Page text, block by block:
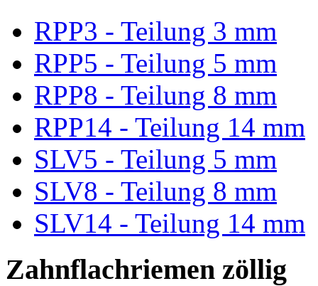
RPP3 - Teilung 3 mm
RPP5 - Teilung 5 mm
RPP8 - Teilung 8 mm
RPP14 - Teilung 14 mm
SLV5 - Teilung 5 mm
SLV8 - Teilung 8 mm
SLV14 - Teilung 14 mm
Zahnflachriemen zöllig